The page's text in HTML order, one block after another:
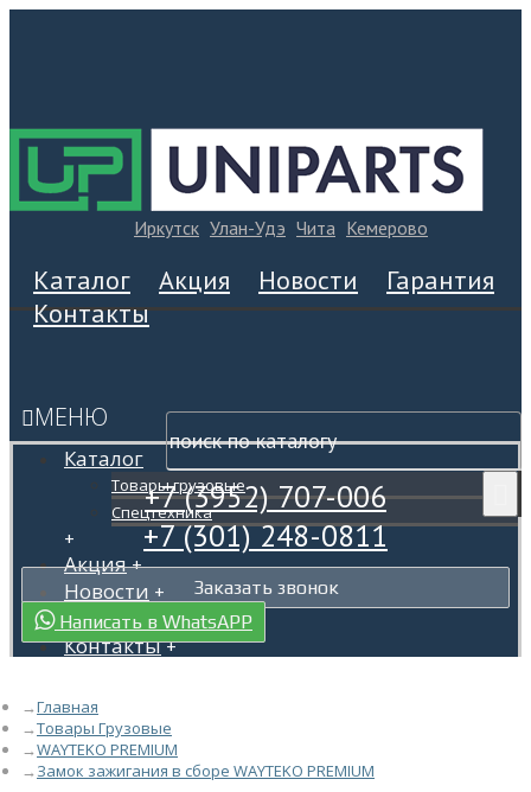
Иркутск Улан-Удэ Чита Кемерово
Каталог Акция Новости
Гарантия
Контакты
МЕНЮ
Каталог
Товары грузовые
Спецтехника
+
Акция +
Новости +
Гарантия +
Контакты +
+7 (3952) 707-006
+7 (301) 248-0811
Заказать звонок
Написать в WhatsAPP
Главная
Товары Грузовые
WAYTEKO PREMIUM
Замок зажигания в сборе WAYTEKO PREMIUM